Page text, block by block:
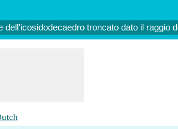
dell'icosidodecaedro troncato dato il raggio